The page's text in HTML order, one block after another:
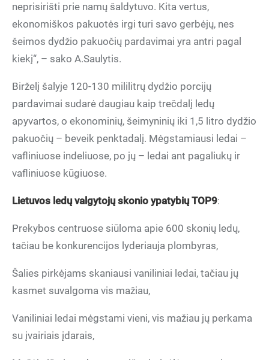
neprisirišti prie namų šaldytuvo. Kita vertus,
ekonomiškos pakuotės irgi turi savo gerbėjų, nes
šeimos dydžio pakuočių pardavimai yra antri pagal
kiekį“, – sako A.Saulytis.
Birželį šalyje 120-130 mililitrų dydžio porcijų
pardavimai sudarė daugiau kaip trečdalį ledų
apyvartos, o ekonominių, šeimyninių iki 1,5 litro dydžio
pakuočių – beveik penktadalį. Mėgstamiausi ledai –
vafliniuose indeliuose, po jų – ledai ant pagaliukų ir
vafliniuose kūgiuose.
Lietuvos led ų valgytojų skonio ypatybių TOP9:
Prekybos centruose siūloma apie 600 skonių ledų,
tačiau be konkurencijos lyderiauja plombyras,
Šalies pirkėjams skaniausi vaniliniai ledai, tačiau jų
kasmet suvalgoma vis mažiau,
Vaniliniai ledai mėgstami vieni, vis mažiau jų perkama
su įvairiais įdarais,